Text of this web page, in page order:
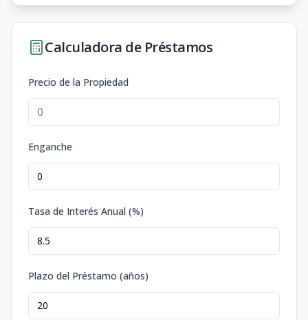
Calculadora de Préstamos
Precio de la Propiedad
Enganche
Tasa de Interés Anual (%)
Plazo del Préstamo (años)